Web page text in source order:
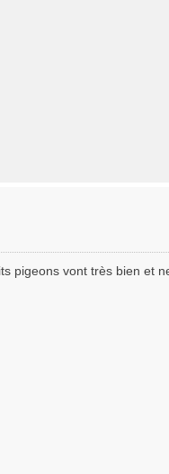
pigeons vont très bien et